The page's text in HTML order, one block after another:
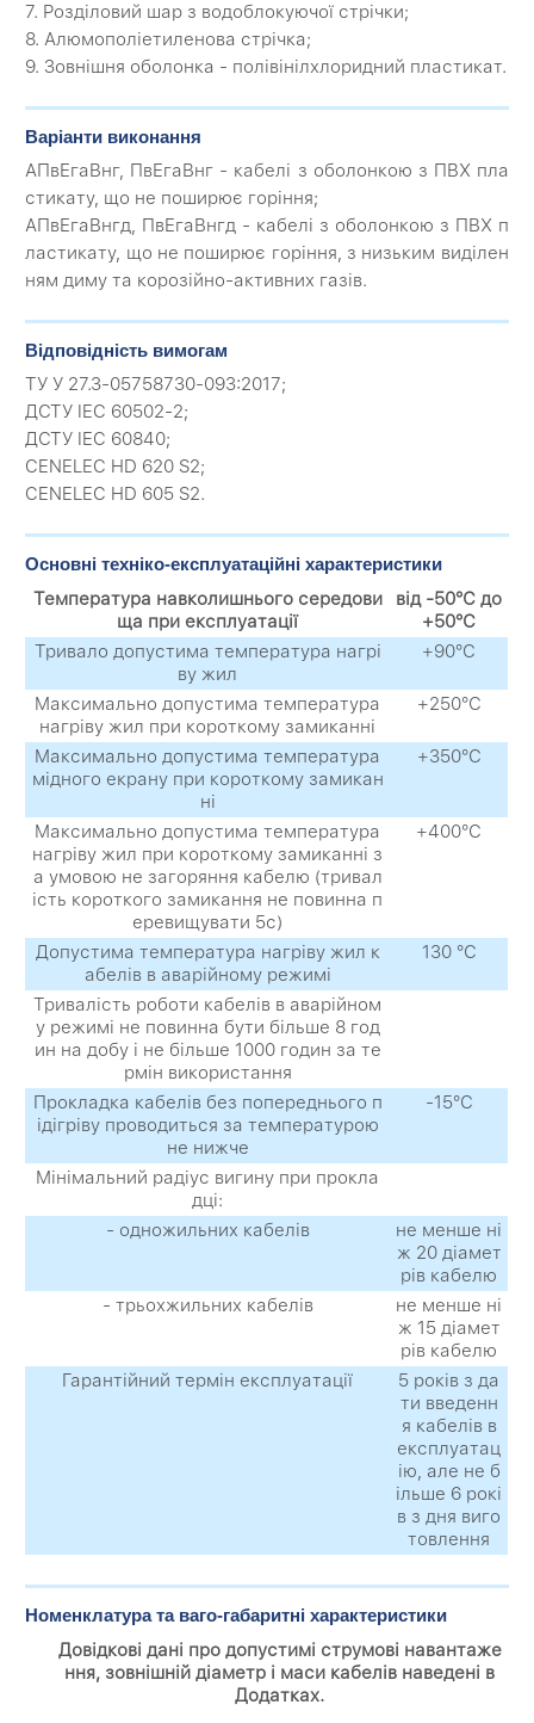
7. Розділовий шар з водоблокуючої стрічки;
8. Алюмополіетиленова стрічка;
9. Зовнішня оболонка - полівінілхлоридний пластикат.
Варіанти виконання
АПвЕгаВнг, ПвЕгаВнг - кабелі з оболонкою з ПВХ пла
стикату, що не поширює горіння;
АПвЕгаВнгд, ПвЕгаВнгд - кабелі з оболонкою з ПВХ п
ластикату, що не поширює горіння, з низьким виділен
ням диму та корозійно-активних газів.
Відповідність вимогам
ТУ У 27.3-05758730-093:2017;
ДСТУ IEC 60502-2;
ДСТУ IEC 60840;
CENELEC HD 620 S2;
CENELEC HD 605 S2.
Основні техніко-експлуатаційні характеристики
Температура навколишнього середови
ща при експлуатації
від -50°С до
+50°С
Тривало допустима температура нагрі
ву жил
+90°С
Максимально допустима температура
нагріву жил при короткому замиканні
+250°С
Максимально допустима температура
мідного екрану при короткому замикан
ні
+350°С
Максимально допустима температура
нагріву жил при короткому замиканні з
а умовою не загоряння кабелю (тривал
ість короткого замикання не повинна п
еревищувати 5с)
+400°С
Допустима температура нагріву жил к
абелів в аварійному режимі
130 °С
Тривалість роботи кабелів в аварійном
у режимі не повинна бути більше 8 год
ин на добу і не більше 1000 годин за те
рмін використання
Прокладка кабелів без попереднього п
ідігріву проводиться за температурою
не нижче
-15°С
Мінімальний радіус вигину при прокла
дці:
- одножильних кабелів
не менше ні
ж 20 діамет
рів кабелю
- трьохжильних кабелів
не менше ні
ж 15 діамет
рів кабелю
Гарантійний термін експлуатації
5 років з да
ти введенн
я кабелів в
експлуатац
ію, але не б
ільше 6 рокі
в з дня виго
товлення
Номенклатура та ваго-габаритні характеристики
Довідкові дані про допустимі струмові навантаже
ння, зовнішній діаметр і маси кабелів наведені в
Додатках.